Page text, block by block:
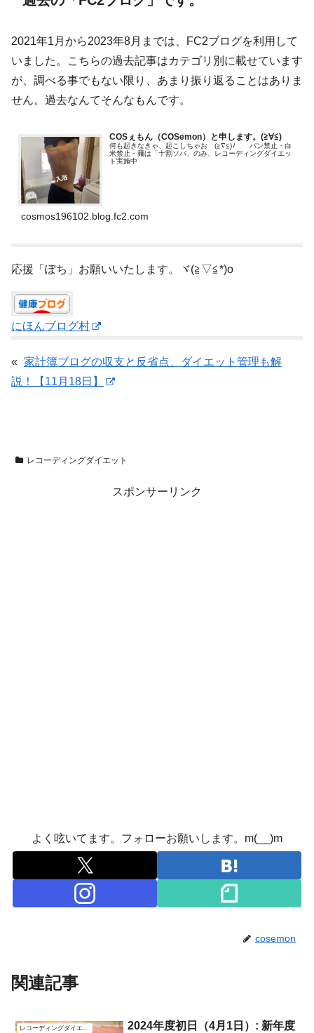
2021年1月から2023年8月までは、FC2ブログを利用して
いました。こちらの過去記事はカテゴリ別に載せています
が、調べる事でもない限り、あまり振り返ることはありま
せん。過去なんてそんなもんです。
COSぇもん（COSemon）と申します。(≧∀≦)ゞ
何も起きなきゃ、起こしちゃお (≧∇≦)ﾉ パン禁止・白
米禁止・麺は「十割ソバ」のみ、レコーディングダイエッ
ト実施中
cosmos196102.blog.fc2.com
応援「ぽち」お願いいたします。ヾ(≧▽≦*)o
にほんブログ村
« 家計簿ブログの収支と反省点、ダイエット管理も解
説！【11月18日】
レコーディングダイエット
スポンサーリンク
よく呟いてます。フォローお願いします。m(__)m
cosemon
関連記事
2024年度初日（4月1日）: 新年度